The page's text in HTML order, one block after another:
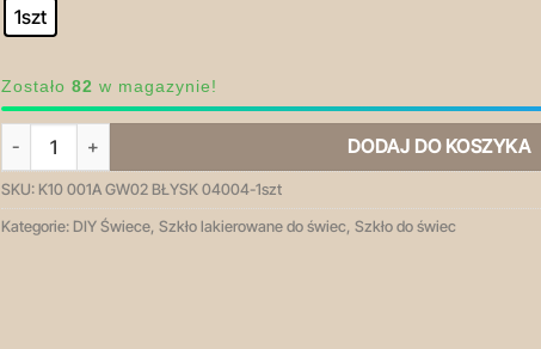
1szt
Zostało 82 w magazynie!
ilość K10 001A czarny dymny - pojemnik szklany z pokrywką
DODAJ DO KOSZYKA
SKU: K10 001A GW02 BŁYSK 04004-1szt
Kategorie: DIY Świece, Szkło lakierowane do świec, Szkło do świec